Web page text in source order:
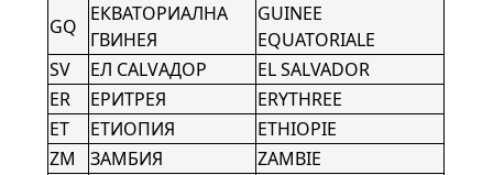
GQ
ЕКВАТОРИАЛНА
ГВИНЕЯ
GUINEE
EQUATORIALE
SV
ЕЛ САLVАДОР
EL SALVADOR
ER
ЕРИТРЕЯ
ERYTHREE
ET
ЕТИОПИЯ
ETHIOPIE
ZM
ЗАМБИЯ
ZAMBIE